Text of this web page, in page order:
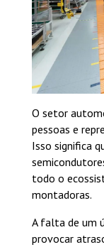
O setor
pessoas e
Isso significa
todo o
montadoras.
A falta de um
provocar